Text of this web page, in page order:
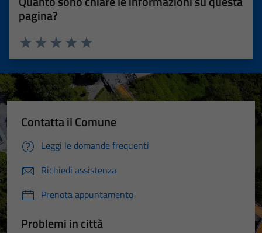
pagina?
Valuta 5 stelle su 5
Valuta 4 stelle su 5
Valuta 3 stelle su 5
Valuta 2 stelle su 5
Valuta 1 stelle su 5
Contatta il Comune
Leggi le domande frequenti
Richiedi assistenza
Prenota appuntamento
Problemi in città